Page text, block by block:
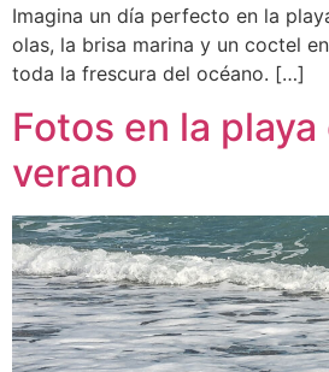
Imagina un día perfecto en la
olas, la brisa marina y un coctel
toda la frescura del océano. […]
Fotos en la
verano